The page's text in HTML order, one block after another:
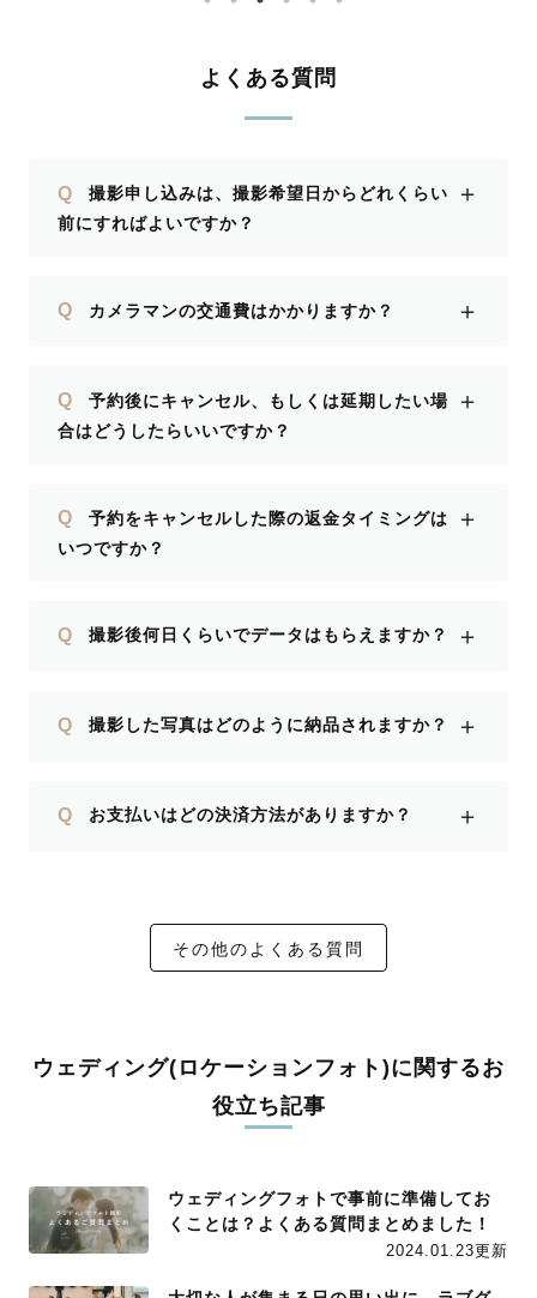
ざいました！！とても良い思い出になり
よくある質問
Q
撮影申し込みは、撮影希望日からどれくらい
前にすればよいですか？
＋
Q カメラマンの交通費はかかりますか？ ＋
Q
予約後にキャンセル、もしくは延期したい場
合はどうしたらいいですか？
＋
Q
予約をキャンセルした際の返金タイミングは
いつですか？
＋
Q 撮影後何日くらいでデータはもらえますか？ ＋
Q 撮影した写真はどのように納品されますか？ ＋
Q お支払いはどの決済方法がありますか？ ＋
その他のよくある質問
ウェディング(ロケーションフォト)に関するお
役立ち記事
ウェディングフォトで事前に準備してお
くことは？よくある質問まとめました！
2024.01.23更新